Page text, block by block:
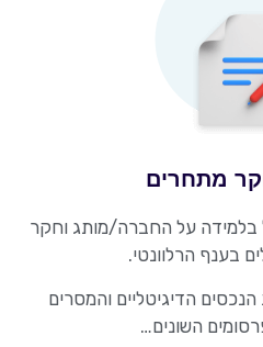
מתחרים
בלמידה על החברה/מותג וחקר
בענף הרלוונטי.
הדיגיטליים והמסרים
השונים…